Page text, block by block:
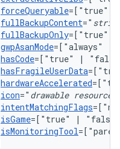
forceQueryable=["true"
fullBackupContent="
fullBackupOnly=["true"
gwpAsanMode=["always"
hasCode=["true"
|
hasFragileUserData
hardwareAccelerated
icon=" drawable resource
intentMatchingFlags
isGame=["true"
|
isMonitoringTool